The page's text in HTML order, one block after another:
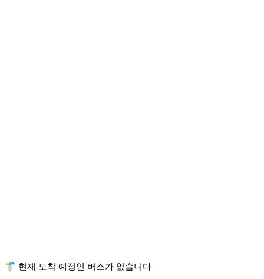
🚏 현재 도착 예정인 버스가 없습니다